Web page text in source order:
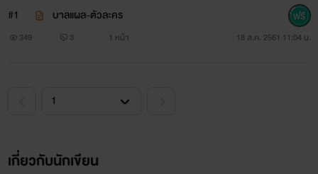
#1 บาลแผล-ตัวละคร
349 3 1 หน้า 18 ส.ค. 2561 11:04 น.
เกี่ยวกับนักเขียน